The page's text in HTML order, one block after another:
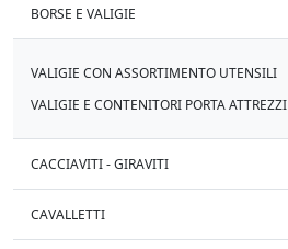
BORSE E VALIGIE
VALIGIE CON ASSORTIMENTO UTENSILI
VALIGIE E CONTENITORI PORTA ATTREZZI
CACCIAVITI - GIRAVITI
CAVALLETTI